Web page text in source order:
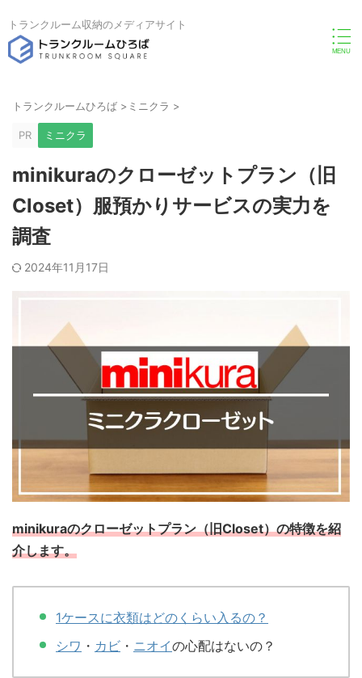
トランクルーム収納のメディアサイト
トランクルームひろば > ミニクラ >
PR ミニクラ
minikuraのクローゼットプラン（旧
Closet）服預かりサービスの実力を
調査
2024年11月17日
minikuraのクローゼットプラン（旧Closet）の特徴を紹
介します。
1ケースに衣類はどのくらい入るの？
シワ ・ カビ ・ ニオイの心配はないの？